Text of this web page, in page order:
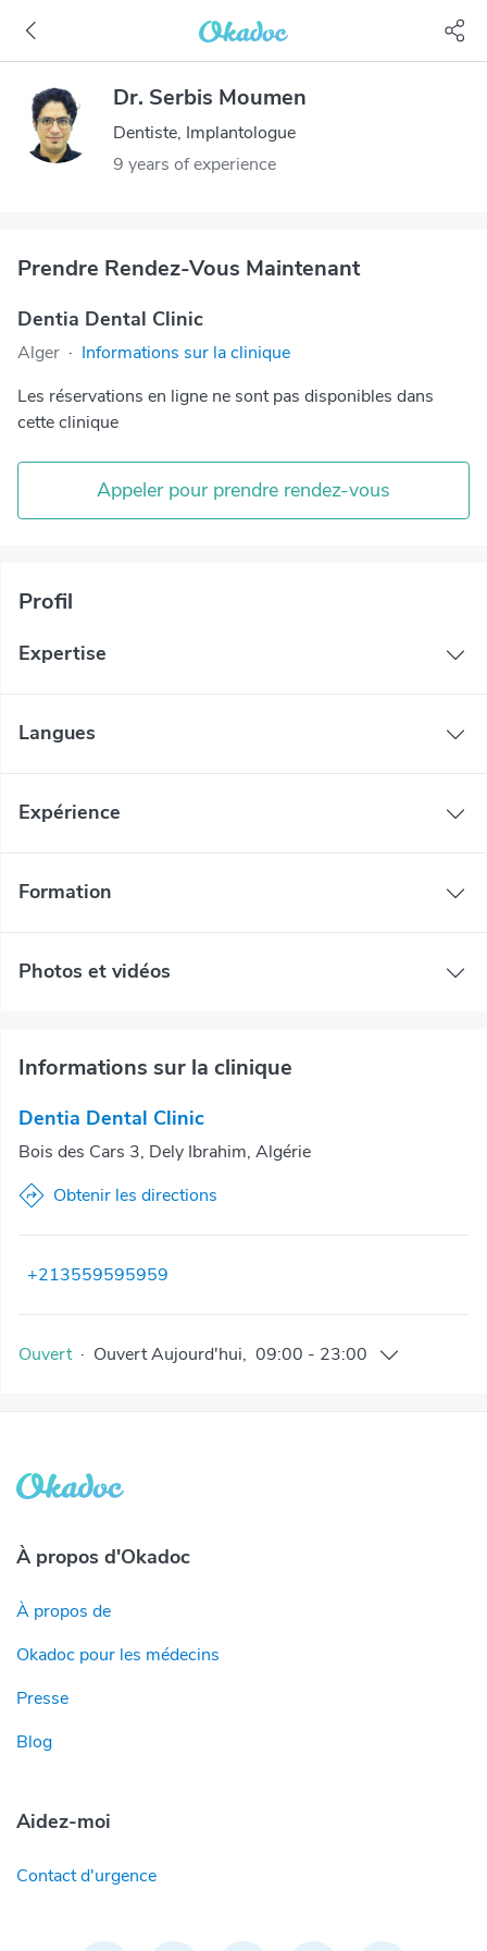
Dr. Serbis Moumen
Dentiste, Implantologue
9 years of experience
Prendre Rendez-Vous Maintenant
Dentia Dental Clinic
Alger · Informations sur la clinique
Les réservations en ligne ne sont pas disponibles dans
cette clinique
Appeler pour prendre rendez-vous
Profil
Expertise
Langues
Expérience
Formation
Photos et vidéos
Informations sur la clinique
Dentia Dental Clinic
Bois des Cars 3, Dely Ibrahim, Algérie
Obtenir les directions
+213559595959
Ouvert · OuvertAujourd'hui, 09:00 - 23:00
À propos d'Okadoc
À propos de
Okadoc pour les médecins
Presse
Blog
Aidez-moi
Contact d'urgence